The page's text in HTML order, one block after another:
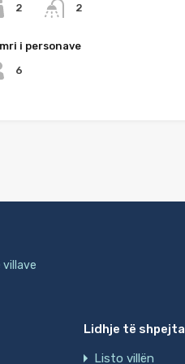
2 2
i personave
6
villave
Lidhje të shpejta
Listo villën